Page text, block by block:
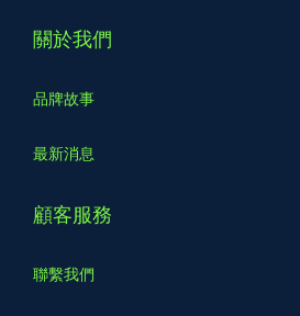
關於我們
品牌故事
最新消息
顧客服務
聯繫我們